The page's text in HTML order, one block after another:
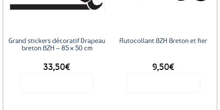
favoris
Grand stickers décoratif Drapeau
breton BZH – 85 x 50 cm
33,50€
favoris
Autocollant BZH Breton et fier
9,50€